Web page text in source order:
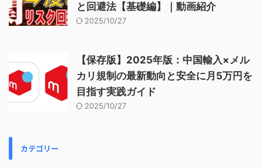
と回避法【基礎編】｜動画紹介
2025/10/27
【保存版】2025年版：中国輸入×メル
カリ規制の最新動向と安全に月5万円を
目指す実践ガイド
2025/10/27
カテゴリー